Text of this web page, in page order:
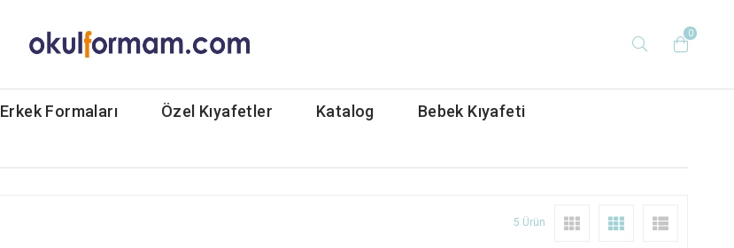
0
Erkek Formaları Özel Kıyafetler Katalog Bebek Kıyafeti
5 Ürün